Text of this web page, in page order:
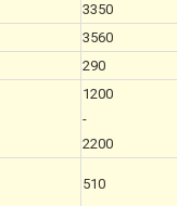
3350
3560
290
1200
-
2200
510